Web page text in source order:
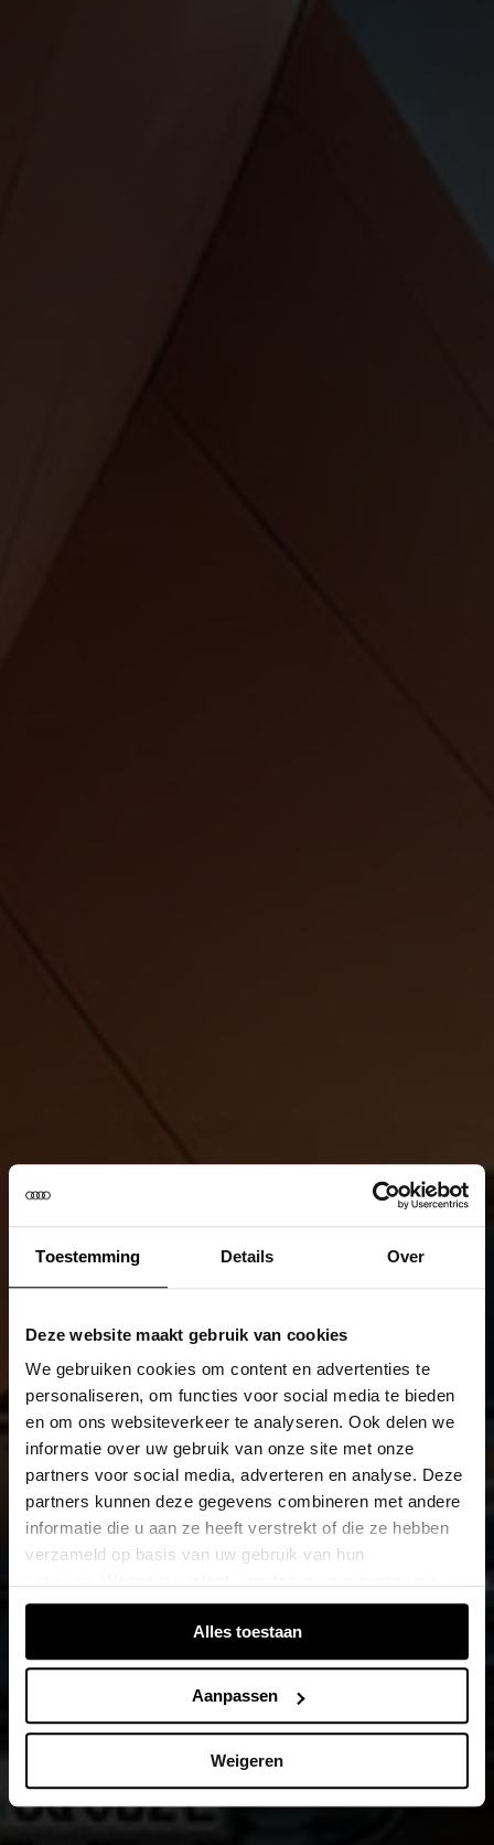
Toestemming Details Over
Deze website maakt gebruik van cookies
We gebruiken cookies om content en advertenties te
personaliseren, om functies voor social media te bieden
en om ons websiteverkeer te analyseren. Ook delen we
informatie over uw gebruik van onze site met onze
partners voor social media, adverteren en analyse. Deze
partners kunnen deze gegevens combineren met andere
informatie die u aan ze heeft verstrekt of die ze hebben
verzameld op basis van uw gebruik van hun
verschillende apparaten of browsers samengevoegd via
de extra verwerkte login-ID.Alles toestaan
Aanpassen
Weigeren